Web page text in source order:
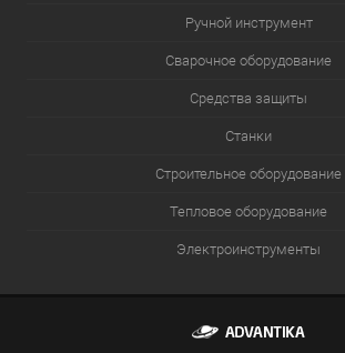
Ручной инструмент
Сварочное оборудование
Средства защиты
Станки
Строительное оборудование
Тепловое оборудование
Электроинструменты